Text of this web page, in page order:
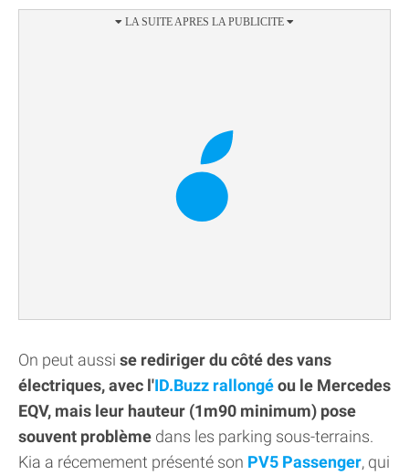
On peut aussi se rediriger du côté des vans
électriques, avec l'ID.Buzz rallongéou le Mercedes
EQV, mais leur hauteur (1m90 minimum) pose
souvent problème dans les parking sous-terrains.
Kia a récemement présenté son PV5 Passenger, qui